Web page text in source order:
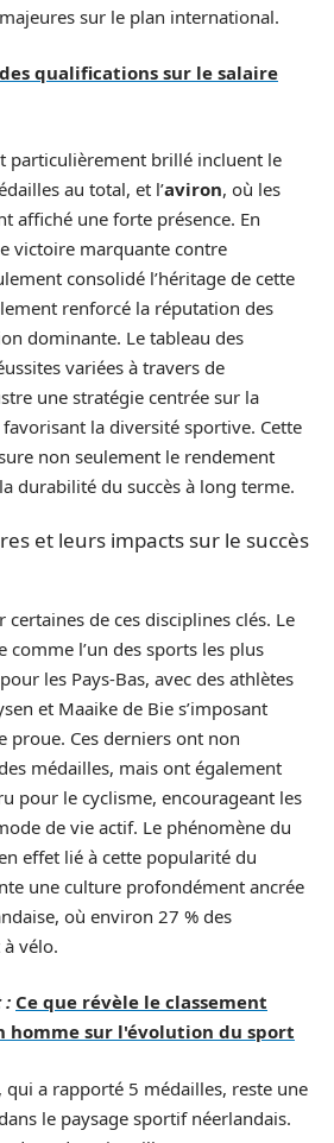
sur le plan international.
qualifications sur le salaire
particulièrement brillé incluent le
au total, et l’aviron, où les
affiché une forte présence. En
victoire marquante contre
consolidé l’héritage de cette
renforcé la réputation des
dominante. Le tableau des
variées à travers de
une stratégie centrée sur la
la diversité sportive. Cette
non seulement le rendement
durabilité du succès à long terme.
et leurs impacts sur le succès
certaines de ces disciplines clés. Le
comme l’un des sports les plus
les Pays-Bas, avec des athlètes
et Maaike de Bie s’imposant
proue. Ces derniers ont non
médailles, mais ont également
pour le cyclisme, encourageant les
de vie actif. Le phénomène du
effet lié à cette popularité du
une culture profondément ancrée
où environ 27 % des
vélo.
: Ce que révèle le classement
homme sur l'évolution du sport
, qui a rapporté 5 médailles, reste une
le paysage sportif néerlandais.